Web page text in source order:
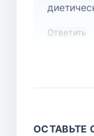
Ответить
ОСТАВЬТЕ